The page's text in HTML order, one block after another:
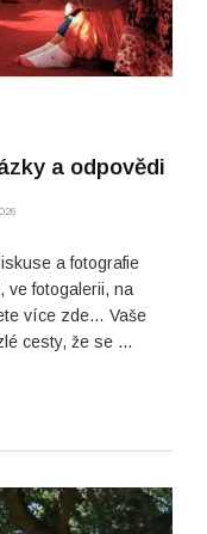
a odpovědi
a fotografie
ve fotogalerii, na
více zde… Vaše
cesty, že se …